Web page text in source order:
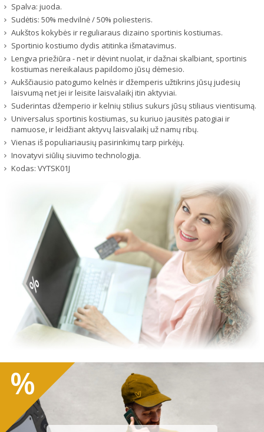
Spalva: juoda.
Sudėtis: 50% medvilnė / 50% poliesteris.
Aukštos kokybės ir reguliaraus dizaino sportinis kostiumas.
Sportinio kostiumo dydis atitinka išmatavimus.
Lengva priežiūra - net ir dėvint nuolat, ir dažnai skalbiant, sportinis
kostiumas nereikalaus papildomo jūsų dėmesio.
Aukščiausio patogumo kelnės ir džemperis užtikrins jūsų judesių
laisvumą net jei ir leisite laisvalaikį itin aktyviai.
Suderintas džemperio ir kelnių stilius sukurs jūsų stiliaus vientisumą.
Universalus sportinis kostiumas, su kuriuo jausitės patogiai ir
namuose, ir leidžiant aktyvų laisvalaikį už namų ribų.
Vienas iš populiariausių pasirinkimų tarp pirkėjų.
Inovatyvi siūlių siuvimo technologija.
Kodas: VYTSK01J
%